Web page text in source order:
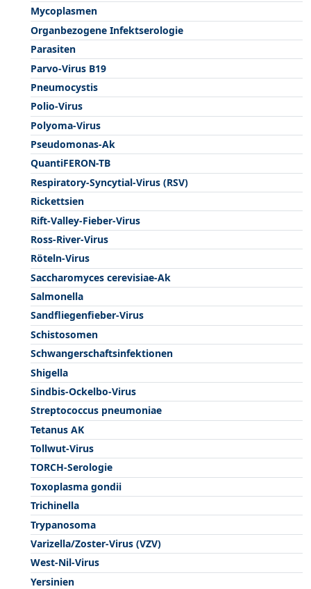
Mycoplasmen
Organbezogene Infektserologie
Parasiten
Parvo-Virus B19
Pneumocystis
Polio-Virus
Polyoma-Virus
Pseudomonas-Ak
QuantiFERON-TB
Respiratory-Syncytial-Virus (RSV)
Rickettsien
Rift-Valley-Fieber-Virus
Ross-River-Virus
Röteln-Virus
Saccharomyces cerevisiae-Ak
Salmonella
Sandfliegenfieber-Virus
Schistosomen
Schwangerschaftsinfektionen
Shigella
Sindbis-Ockelbo-Virus
Streptococcus pneumoniae
Tetanus AK
Tollwut-Virus
TORCH-Serologie
Toxoplasma gondii
Trichinella
Trypanosoma
Varizella/Zoster-Virus (VZV)
West-Nil-Virus
Yersinien